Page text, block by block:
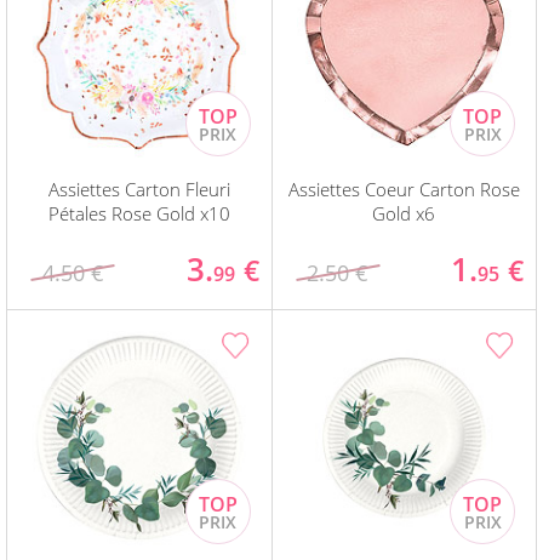
Assiettes Carton Fleuri
Pétales Rose Gold x10
4.50 € 3.99 €
Assiettes Coeur Carton Rose
Gold x6
2.50 € 1.95 €